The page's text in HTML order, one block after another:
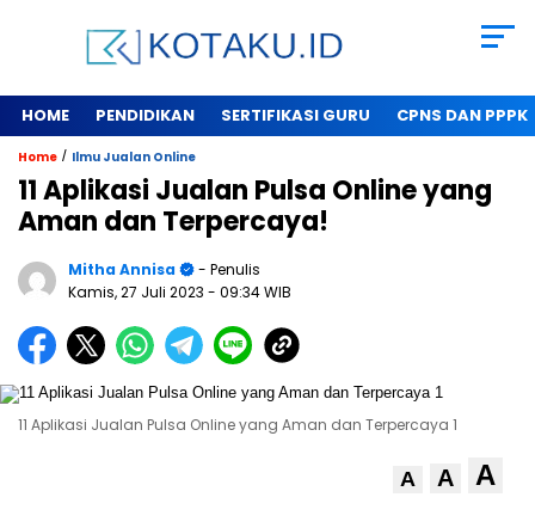
HOME PENDIDIKAN SERTIFIKASI GURU CPNS DAN PPPK
Home / Ilmu Jualan Online
11 Aplikasi Jualan Pulsa Online yang
Aman dan Terpercaya!
Mitha Annisa
- Penulis
Kamis, 27 Juli 2023 - 09:34 WIB
11 Aplikasi Jualan Pulsa Online yang Aman dan Terpercaya 1
A A A